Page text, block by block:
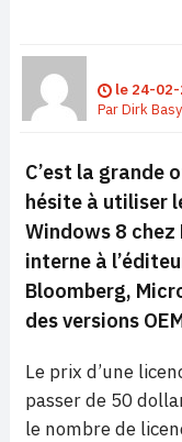
le 24-
ParDirk
C’est la grande
hésite à utiliser
Windows 8
interne à
Bloomberg,
des versions
Le prix d’une
passer de 50
le nombre de